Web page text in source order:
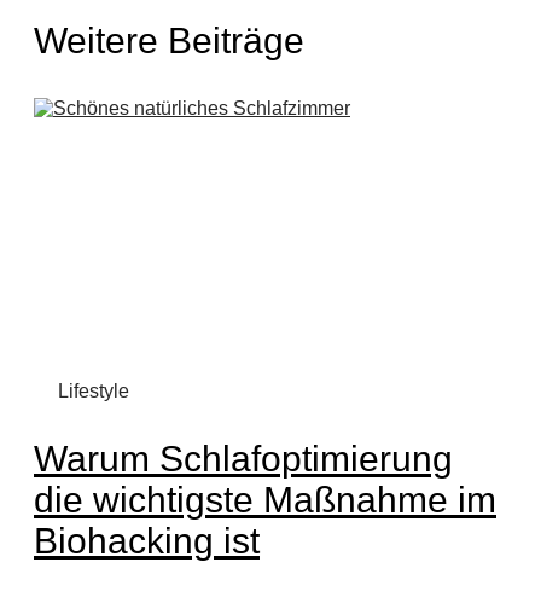
Weitere Beiträge
Lifestyle
Warum Schlafoptimierung
die wichtigste Maßnahme im
Biohacking ist